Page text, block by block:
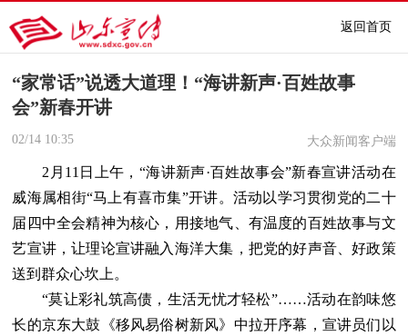
返回首页
“家常话”说透大道理！“海讲新声·百姓故事
会”新春开讲
02/14 10:35 大众新闻客户端
2月11日上午，“海讲新声·百姓故事会”新春宣讲活动在
威海属相街“马上有喜市集”开讲。活动以学习贯彻党的二十
届四中全会精神为核心，用接地气、有温度的百姓故事与文
艺宣讲，让理论宣讲融入海洋大集，把党的好声音、好政策
送到群众心坎上。
“莫让彩礼筑高债，生活无忧才轻松”……活动在韵味悠
长的京东大鼓《移风易俗树新风》中拉开序幕，宣讲员们以